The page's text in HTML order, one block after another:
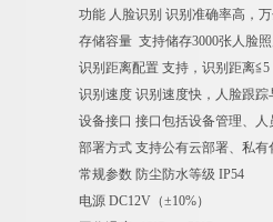
功能 人脸识别 识别准确率高，
存储容量 支持储存3000张人脸
识别距离配置 支持，识别距离≦5
识别速度 识别速度快，人脸跟踪
设备接口 接口包括设备管理、
部署方式 支持公有云部署、私
常规参数 防尘防水等级 IP54
电源 DC12V（±10%）